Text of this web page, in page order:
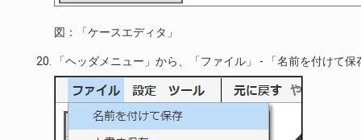
図：「ケースエディタ」
「ヘッダメニュー」から、「ファイル」 - 「名前を付けて